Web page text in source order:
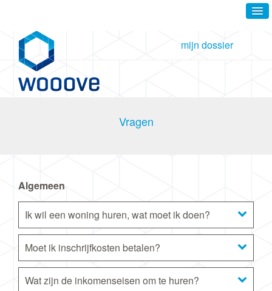
mijn dossier
Vragen
Algemeen
Ik wil een woning huren, wat moet ik doen?
Moet ik inschrijfkosten betalen?
Wat zijn de inkomenseisen om te huren?